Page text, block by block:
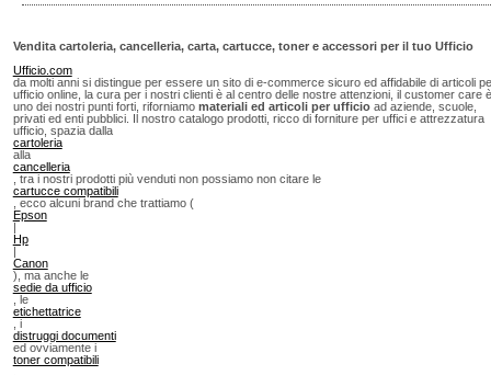
Vendita cartoleria, cancelleria, carta, cartucce, toner e accessori per il tuo Ufficio
Ufficio.com
da molti anni si distingue per essere un sito di e-commerce sicuro ed affidabile di articoli
ufficio online, la cura per i nostri clienti è al centro delle nostre attenzioni, il customer care è
uno dei nostri punti forti, riforniamo materiali ed articoli per ufficioad aziende, scuole,
privati ed enti pubblici. Il nostro catalogo prodotti, ricco di forniture per uffici e attrezzatura
ufficio, spazia dalla
cartoleria
alla
cancelleria
, tra i nostri prodotti più venduti non possiamo non citare le
cartucce compatibili
, ecco alcuni brand che trattiamo (
Epson
|
Hp
|
Canon
), ma anche le
sedie da ufficio
, le
etichettatrice
, i
distruggi documenti
ed ovviamente i
toner compatibili